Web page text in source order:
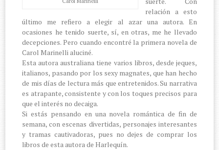
relación a esto
último me refiero a elegir al azar una autora. En
ocasiones he tenido suerte, sí, en otras, me he llevado
decepciones. Pero cuando encontré la primera novela de
Carol Marinelli aluciné.
Esta autora australiana tiene varios libros, desde jeques,
italianos, pasando por los sexy magnates, que han hecho
de mis días de lectura más que entretenidos. Su narrativa
es atrapante, consistente y con los toques precisos para
que el interés no decaiga.
Si estás pensando en una novela romántica de fin de
semana, con escenas divertidas, personajes interesantes
y tramas cautivadoras, pues no dejes de comprar los
libros de esta autora de Harlequín.